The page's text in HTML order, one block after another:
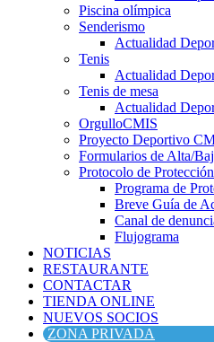
Piscina olímpica
Senderismo
Actualidad
Tenis
Actualidad
Tenis de mesa
Actualidad
OrgulloCMIS
Proyecto Deportivo
Formularios de Alta/
Protocolo de
Programa de
Breve Guía de
Canal de
Flujograma
NOTICIAS
RESTAURANTE
CONTACTAR
TIENDA ONLINE
NUEVOS SOCIOS
ZONA PRIVADA